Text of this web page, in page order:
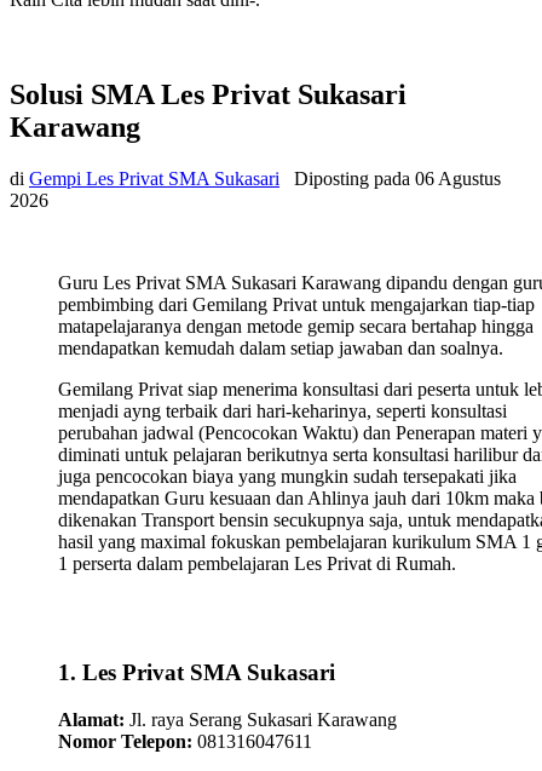
Solusi SMA Les Privat Sukasari
Karawang
di Gempi Les Privat SMA Sukasari Diposting pada 06 Agustus
2026
Guru Les Privat SMA Sukasari Karawang dipandu dengan
pembimbing dari Gemilang Privat untuk mengajarkan tiap-tiap
matapelajaranya dengan metode gemip secara bertahap hingga
mendapatkan kemudah dalam setiap jawaban dan soalnya.
Gemilang Privat siap menerima konsultasi dari peserta untuk
menjadi ayng terbaik dari hari-keharinya, seperti konsultasi
perubahan jadwal (Pencocokan Waktu) dan Penerapan materi
diminati untuk pelajaran berikutnya serta konsultasi harilibur
juga pencocokan biaya yang mungkin sudah tersepakati jika
mendapatkan Guru kesuaan dan Ahlinya jauh dari 10km maka
dikenakan Transport bensin secukupnya saja, untuk
hasil yang maximal fokuskan pembelajaran kurikulum SMA 1
1 perserta dalam pembelajaran Les Privat di Rumah.
1. Les Privat SMA Sukasari
Alamat: Jl. raya Serang Sukasari Karawang
Nomor Telepon: 081316047611